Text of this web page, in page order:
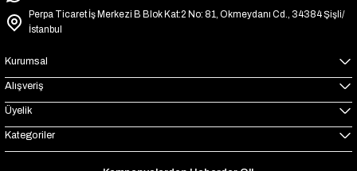
Perpa Ticaret İş Merkezi B Blok Kat:2 No: 81, Okmeydanı Cd., 34384 Şişli/
İstanbul
Kurumsal
Alışveriş
Üyelik
Kategoriler